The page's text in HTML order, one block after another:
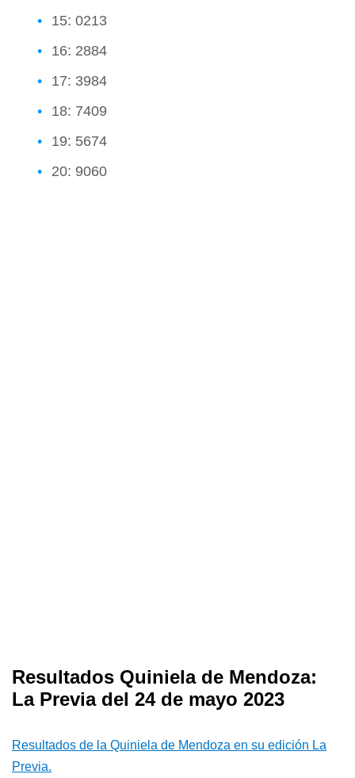
15: 0213
16: 2884
17: 3984
18: 7409
19: 5674
20: 9060
Resultados Quiniela de Mendoza:
La Previa del 24 de mayo 2023
Resultados de la Quiniela de Mendoza en su edición La
Previa.